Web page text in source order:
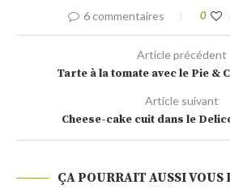
6 commentaires 0
Article précédent
Tarte à la tomate avec le Pie &
Article suivant
Cheese-cake cuit dans le
ÇA POURRAIT AUSSI VOUS